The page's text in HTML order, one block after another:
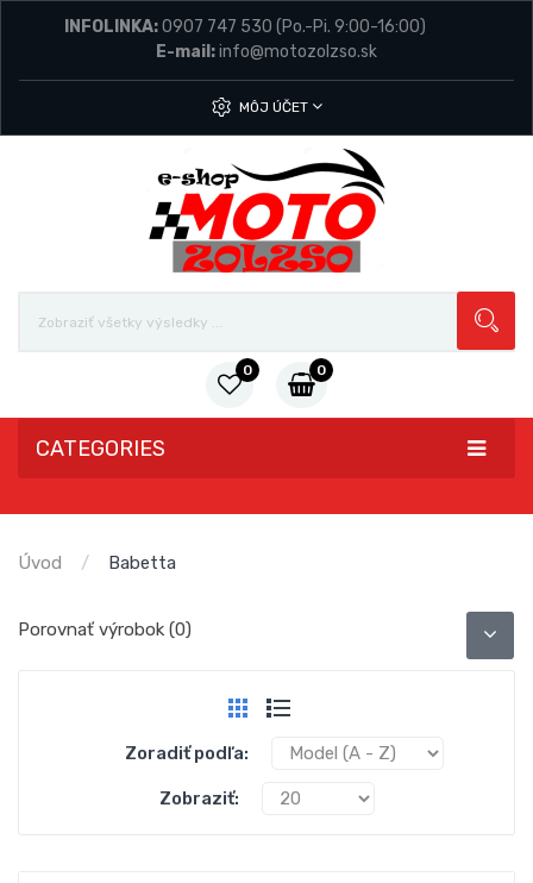
INFOLINKA:0907 747 530 (Po.-Pi. 9:00-16:00)
E-mail:info@motozolzso.sk
MÔJ ÚČET
0 0
CATEGORIES
Úvod Babetta
Porovnať výrobok (0)
Zoradiť podľa:
Zobraziť: